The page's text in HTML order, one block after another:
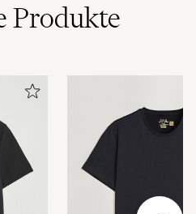
AUF CAREOFCARL.SE
AUF CAREOFCARL.SE
Produkte